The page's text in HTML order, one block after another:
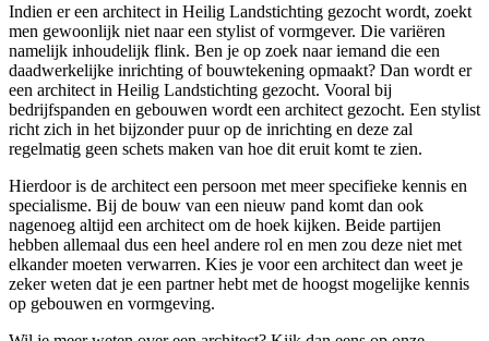
Indien er een architect in Heilig Landstichting gezocht wordt, zoekt
men gewoonlijk niet naar een stylist of vormgever. Die variëren
namelijk inhoudelijk flink. Ben je op zoek naar iemand die een
daadwerkelijke inrichting of bouwtekening opmaakt? Dan wordt er
een architect in Heilig Landstichting gezocht. Vooral bij
bedrijfspanden en gebouwen wordt een architect gezocht. Een stylist
richt zich in het bijzonder puur op de inrichting en deze zal
regelmatig geen schets maken van hoe dit eruit komt te zien.
Hierdoor is de architect een persoon met meer specifieke kennis en
specialisme. Bij de bouw van een nieuw pand komt dan ook
nagenoeg altijd een architect om de hoek kijken. Beide partijen
hebben allemaal dus een heel andere rol en men zou deze niet met
elkander moeten verwarren. Kies je voor een architect dan weet je
zeker weten dat je een partner hebt met de hoogst mogelijke kennis
op gebouwen en vormgeving.